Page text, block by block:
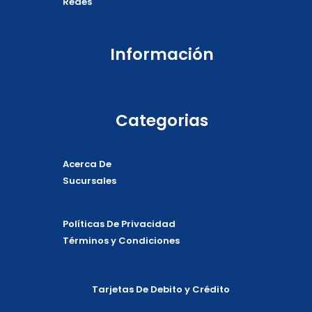
Información
Categorias
Acerca De
Sucursales
Políticas De Privacidad
Términos y Condiciones
Tarjetas De Debito y Crédito